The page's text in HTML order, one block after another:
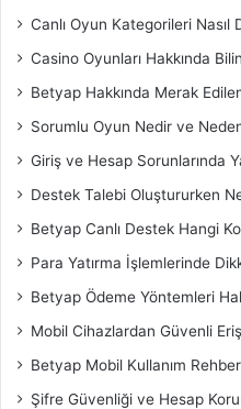
Canlı Oyun Kategorileri Nasıl
Casino Oyunları Hakkında
Betyap Hakkında Merak
Sorumlu Oyun Nedir ve
Giriş ve Hesap Sorunlarında
Destek Talebi Oluştururken
Betyap Canlı Destek Hangi
Para Yatırma İşlemlerinde
Betyap Ödeme Yöntemleri
Mobil Cihazlardan Güvenli
Betyap Mobil Kullanım
Şifre Güvenliği ve Hesap